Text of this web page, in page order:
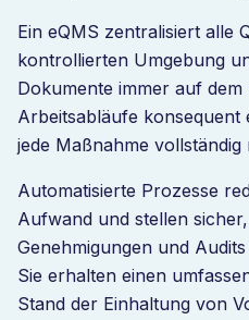
Ein eQMS zentralisiert alle
kontrollierten Umgebung
Dokumente immer auf dem
Arbeitsabläufe konsequent
jede Maßnahme
Automatisierte Prozesse
Aufwand und stellen
Genehmigungen und
Sie erhalten einen
Stand der Einhaltung von